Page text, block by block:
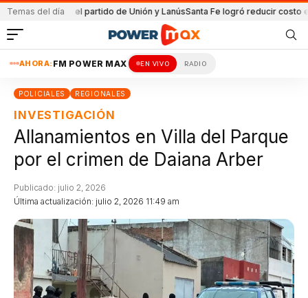
Temas del día
en el partido de Unión y LanúsSanta Fe logró reducir costo
AHORA: FM POWER MAX EN VIVO RADIO
POLICIALES REGIONALES
INVESTIGACIÓN
Allanamientos en Villa del Parque
por el crimen de Daiana Arber
Última actualización: julio 2, 2026 11:49 am
Publicado: julio 2, 2026